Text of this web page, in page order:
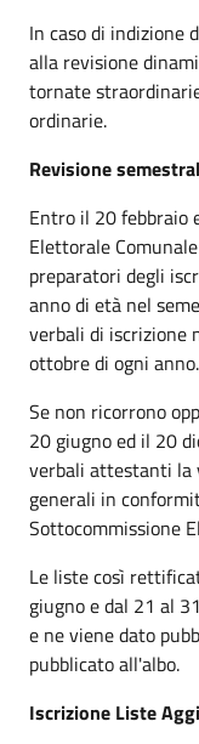
In caso di indizione
alla revisione
tornate
ordinarie.
Revisione
Entro il 20 febbraio
Elettorale
preparatori degli
anno di età nel
verbali di iscrizione
ottobre di ogni anno.
Se non ricorrono
20 giugno ed il 20
verbali attestanti la
generali in
Sottocommissione
Le liste così
giugno e dal 21 al
e ne viene dato
pubblicato all'albo.
Iscrizione Liste